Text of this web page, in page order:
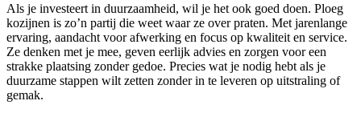
Als je investeert in duurzaamheid, wil je het ook goed doen. Ploeg
kozijnen is zo’n partij die weet waar ze over praten. Met jarenlange
ervaring, aandacht voor afwerking en focus op kwaliteit en service.
Ze denken met je mee, geven eerlijk advies en zorgen voor een
strakke plaatsing zonder gedoe. Precies wat je nodig hebt als je
duurzame stappen wilt zetten zonder in te leveren op uitstraling of
gemak.